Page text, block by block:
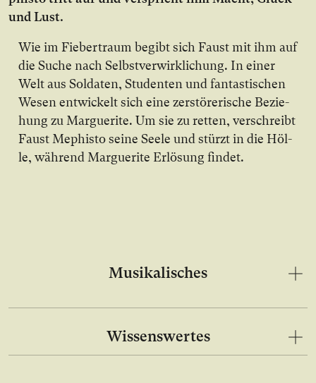
und Lust.
Wie im Fie­ber­traum be­gibt sich Faust mit ihm auf
die Su­che nach Selbst­ver­wirk­li­chung. In ei­ner
Welt aus Sol­da­ten, Stu­den­ten und fan­tas­ti­schen
We­sen ent­wi­ckelt sich ei­ne zer­stö­re­ri­sche Be­zie­
hung zu Mar­gue­ri­te. Um sie zu ret­ten, ver­schreibt
Faust Me­phis­to sei­ne See­le und stürzt in die Höl­
le, wäh­rend Mar­gue­ri­te Er­lö­sung fin­det.
Musikalisches
Wissenswertes